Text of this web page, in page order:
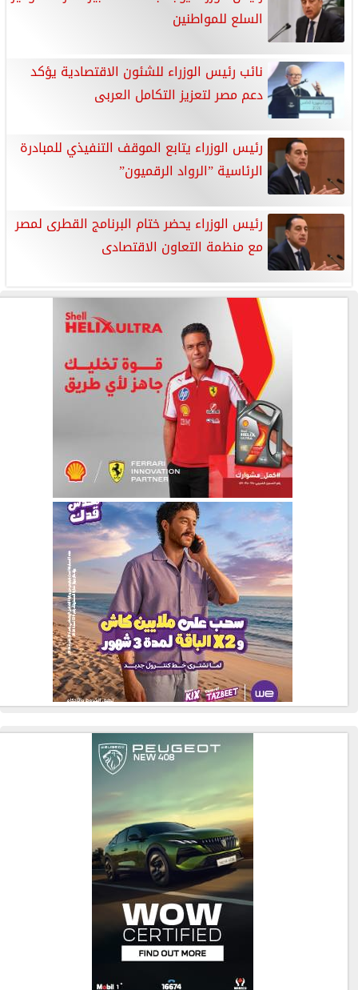
السلع للمواطنين
نائب رئيس الوزراء للشئون الاقتصادية يؤكد
دعم مصر لتعزيز التكامل العربى
رئيس الوزراء يتابع الموقف التنفيذي للمبادرة
الرئاسية ”الرواد الرقميون”
رئيس الوزراء يحضر ختام البرنامج القطرى لمصر
مع منظمة التعاون الاقتصادى